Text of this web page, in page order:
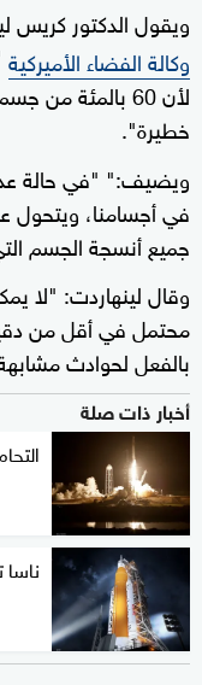
ويقول الدكتور كريس
وكالة الفضاء الأميركية
لأن 60 بالمئة
خطيرة".
ويضيف:" "في حالة
في أجسامنا، ويتحول
جميع أنسجة الجسم
وقال لينهاردت: "لا
محتمل في أقل من
بالفعل لحوادث
أخبار ذات صلة